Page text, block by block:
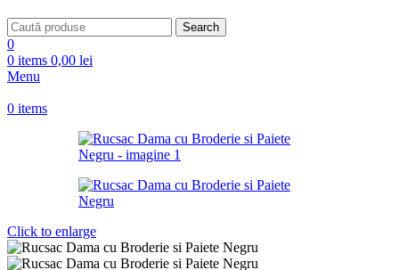
Search
0
0 items 0,00 lei
Menu
0 items
Click to enlarge